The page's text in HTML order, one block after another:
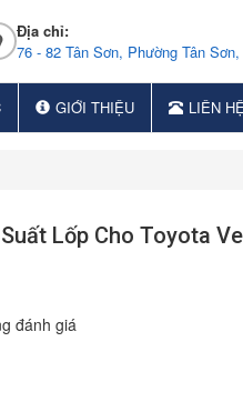
Địa chỉ:
76 - 82 Tân Sơn, Phường Tân
GIỚI THIỆU LIÊN HỆ
Lốp Cho Toyota
đánh giá